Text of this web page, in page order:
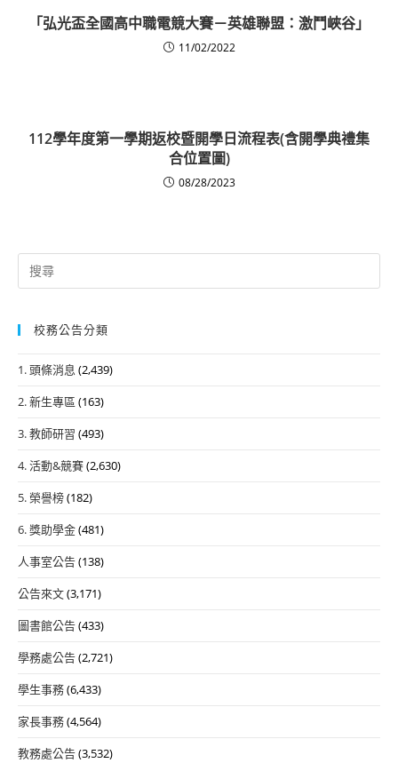
「弘光盃全國高中職電競大賽－英雄聯盟：激鬥峽谷」
11/02/2022
112學年度第一學期返校暨開學日流程表(含開學典禮集
合位置圖)
08/28/2023
Search
for:
校務公告分類
1. 頭條消息 (2,439)
2. 新生專區 (163)
3. 教師研習 (493)
4. 活動&競賽(2,630)
5. 榮譽榜(182)
6. 獎助學金(481)
人事室公告(138)
公告來文(3,171)
圖書館公告(433)
學務處公告(2,721)
學生事務(6,433)
家長事務(4,564)
教務處公告(3,532)